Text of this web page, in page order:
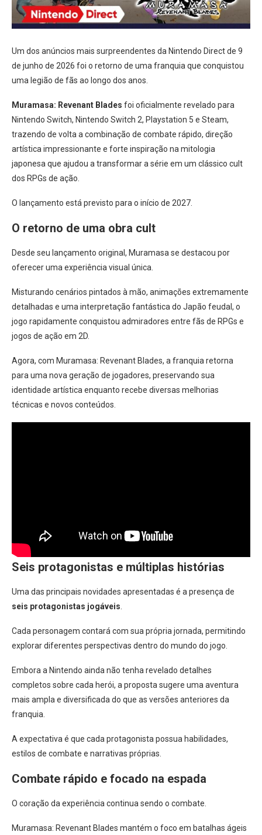
Um dos anúncios mais surpreendentes da Nintendo Direct de 9
de junho de 2026 foi o retorno de uma franquia que conquistou
uma legião de fãs ao longo dos anos.
Muramasa: Revenant Blades foi oficialmente revelado para
Nintendo Switch, Nintendo Switch 2, Playstation 5 e Steam,
trazendo de volta a combinação de combate rápido, direção
artística impressionante e forte inspiração na mitologia
japonesa que ajudou a transformar a série em um clássico cult
dos RPGs de ação.
O lançamento está previsto para o início de 2027.
O retorno de uma obra cult
Desde seu lançamento original, Muramasa se destacou por
oferecer uma experiência visual única.
Misturando cenários pintados à mão, animações extremamente
detalhadas e uma interpretação fantástica do Japão feudal, o
jogo rapidamente conquistou admiradores entre fãs de RPGs e
jogos de ação em 2D.
Agora, com Muramasa: Revenant Blades, a franquia retorna
para uma nova geração de jogadores, preservando sua
identidade artística enquanto recebe diversas melhorias
técnicas e novos conteúdos.
Seis protagonistas e múltiplas histórias
Uma das principais novidades apresentadas é a presença de
seis protagonistas jogáveis.
Cada personagem contará com sua própria jornada, permitindo
explorar diferentes perspectivas dentro do mundo do jogo.
Embora a Nintendo ainda não tenha revelado detalhes
completos sobre cada herói, a proposta sugere uma aventura
mais ampla e diversificada do que as versões anteriores da
franquia.
A expectativa é que cada protagonista possua habilidades,
estilos de combate e narrativas próprias.
Combate rápido e focado na espada
O coração da experiência continua sendo o combate.
Muramasa: Revenant Blades mantém o foco em batalhas ágeis